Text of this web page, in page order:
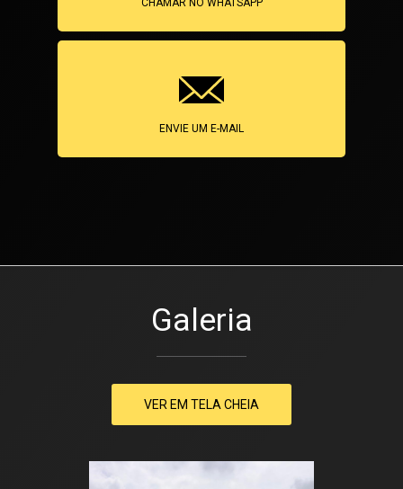
ENVIE UM E-MAIL
Galeria
VER EM TELA CHEIA